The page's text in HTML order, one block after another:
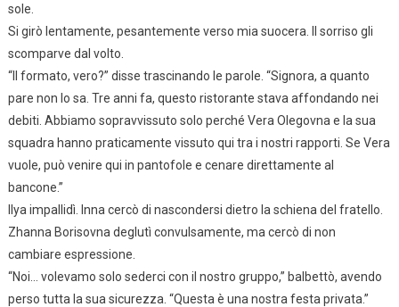
sole.
Si girò lentamente, pesantemente verso mia suocera. Il sorriso gli
scomparve dal volto.
“Il formato, vero?” disse trascinando le parole. “Signora, a quanto
pare non lo sa. Tre anni fa, questo ristorante stava affondando nei
debiti. Abbiamo sopravvissuto solo perché Vera Olegovna e la sua
squadra hanno praticamente vissuto qui tra i nostri rapporti. Se Vera
vuole, può venire qui in pantofole e cenare direttamente al
bancone.”
Ilya impallidì. Inna cercò di nascondersi dietro la schiena del fratello.
Zhanna Borisovna deglutì convulsamente, ma cercò di non
cambiare espressione.
“Noi… volevamo solo sederci con il nostro gruppo,” balbettò, avendo
perso tutta la sua sicurezza. “Questa è una nostra festa privata.”